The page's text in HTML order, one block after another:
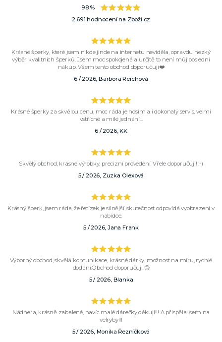
98 %
2 691 hodnocení na Zboží.cz
Krásné šperky, které jsem nikde jinde na internetu neviděla, opravdu hezký
výběr kvalitních šperků. Jsem moc spokojená a určitě to není můj poslední
nákup. Všem tento obchod doporučuji❤️
6 / 2026, Barbora Reichová
Krásné šperky za skvělou cenu, moc ráda je nosím a i dokonalý servis, velmi
vstřícné a milé jednání...
6 / 2026, KK
Skvělý obchod, krásné výrobky, precizní provedení. Vřele doporučuji! :-)
5 / 2026, Zuzka Olexová
Krásný šperk, jsem ráda, že řetízek je silnější, skutečnost odpovídá vyobrazení v
nabídce.
5 / 2026, Jana Frank
Výborný obchod, skvělá komunikace, krásné dárky, možnost na míru, rychlé
dodání.Obchod doporučuji 😊
5 / 2026, Blanka
Nádhera, krásně zabalené, navíc malé dárečky,děkuji!!! A přispěla jsem na
velryby!!!
5 / 2026, Monika Řezníčková